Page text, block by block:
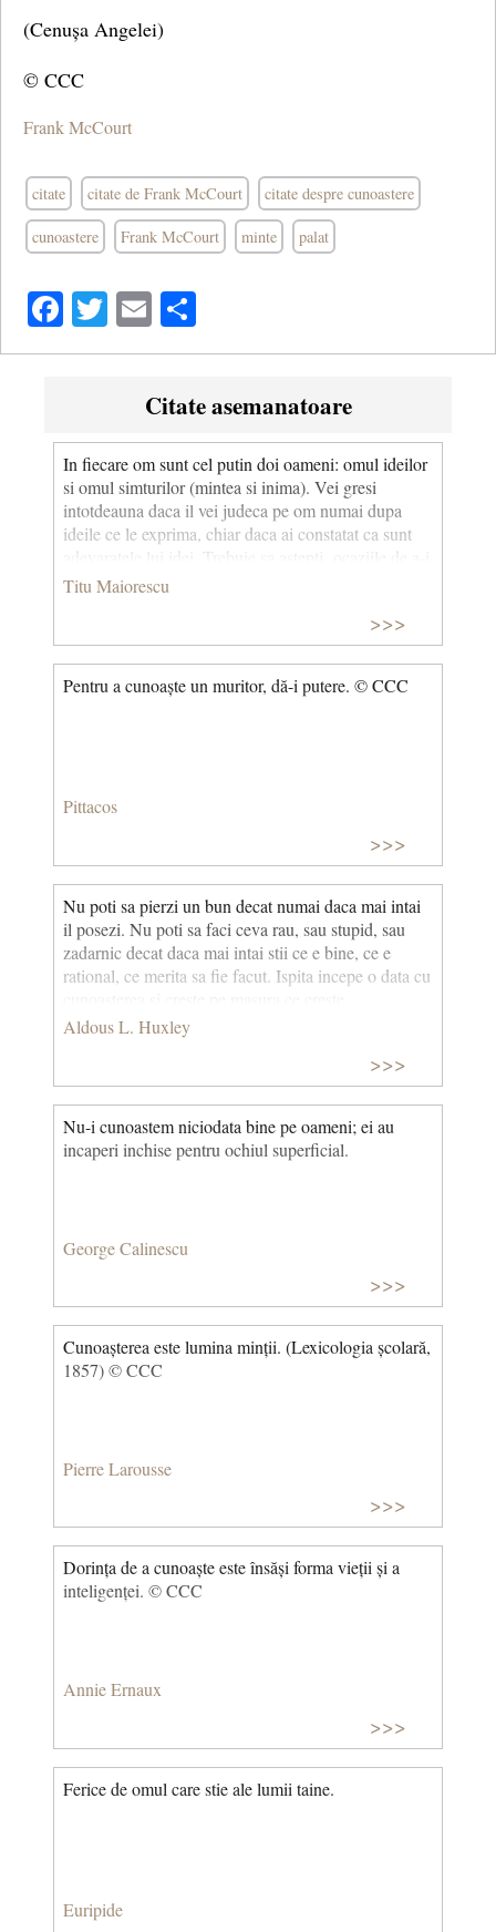
(Cenușa Angelei)
© CCC
Frank McCourt
citate citate de Frank McCourt citate despre cunoastere
cunoastere Frank McCourt minte palat
Facebook
Twitter
Email
Citate asemanatoare
In fiecare om sunt cel putin doi oameni: omul ideilor
si omul simturilor (mintea si inima). Vei gresi
intotdeauna daca il vei judeca pe om numai dupa
ideile ce le exprima, chiar daca ai constatat ca sunt
adevaratele lui idei. Trebuie sa astepti ocaziile de a-i
constata adevaratele lui simtiri, cel putin in
Titu Maiorescu
>>>
Pentru a cunoaște un muritor, dă-i putere. © CCC
Pittacos
>>>
Nu poti sa pierzi un bun decat numai daca mai intai
il posezi. Nu poti sa faci ceva rau, sau stupid, sau
zadarnic decat daca mai intai stii ce e bine, ce e
rational, ce merita sa fie facut. Ispita incepe o data cu
cunoasterea.
Aldous L. Huxley
>>>
Nu-i cunoastem niciodata bine pe oameni; ei au
incaperi inchise pentru ochiul superficial.
George Calinescu
>>>
Cunoașterea este lumina minții. (Lexicologia școlară,
1857) © CCC
Pierre Larousse
>>>
Dorința de a cunoaște este însăși forma vieții și a
inteligenței. © CCC
Annie Ernaux
>>>
Ferice de omul care stie ale lumii taine.
Euripide